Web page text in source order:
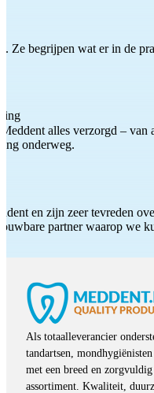
Ze begrijpen wat er in de
alles verzorgd –
onderweg.
en zijn zeer tevreden
partner waarop we
Als totaalleverancier
tandartsen,
met een breed en zorgvuldig
assortiment. Kwaliteit,